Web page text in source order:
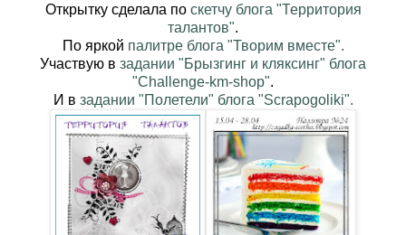
Открытку сделала по скетчу блога "Территория
талантов".
По яркой палитре блога "Творим вместе".
Участвую в задании "Брызгинг и кляксинг" блога
"Challenge-km-shop".
И в задании "Полетели" блога "Scrapogoliki".